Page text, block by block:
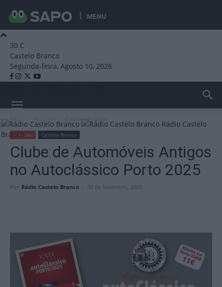
MENU
30 C
Castelo Branco
Segunda-feira, Agosto 10, 2026
Rádio Castelo
Branco
Castelo Branco
Notícias Castelo Branco
Clube de Automóveis Antigos
no Autoclássico Porto 2025
Por Rádio Castelo Branco - 30 de Setembro, 2025